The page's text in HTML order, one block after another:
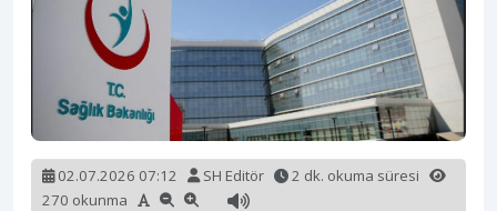
02.07.2026 07:12 SH Editör
2 dk. okuma süresi
270 okunma